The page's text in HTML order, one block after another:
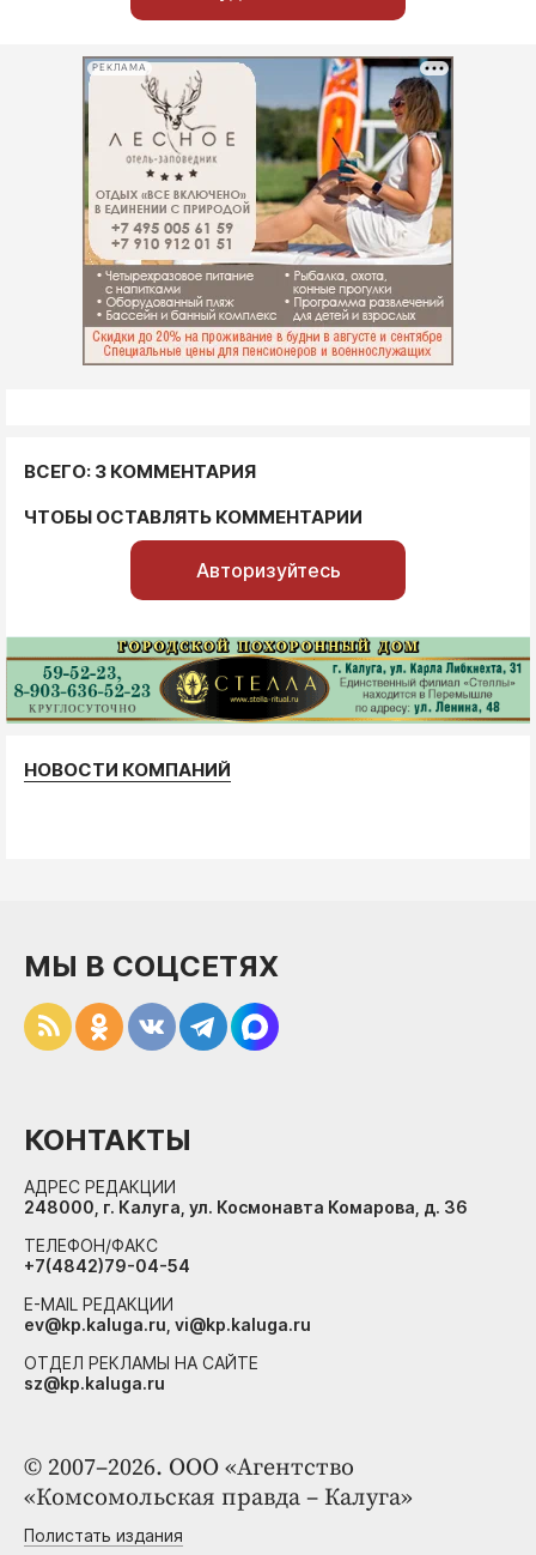
РЕКЛАМА
ВСЕГО: 3 КОММЕНТАРИЯ
ЧТОБЫ ОСТАВЛЯТЬ КОММЕНТАРИИ
Авторизуйтесь
НОВОСТИ КОМПАНИЙ
© 2007–2026. ООО «Агентство
«Комсомольская правда – Калуга»
Полистать издания
МЫ В СОЦСЕТЯХ
КОНТАКТЫ
АДРЕС РЕДАКЦИИ
248000, г. Калуга, ул. Космонавта Комарова, д. 36
ТЕЛЕФОН/ФАКС
+7(4842)79-04-54
E-MAIL РЕДАКЦИИ
ev@kp.kaluga.ru, vi@kp.kaluga.ru
ОТДЕЛ РЕКЛАМЫ НА САЙТЕ
sz@kp.kaluga.ru